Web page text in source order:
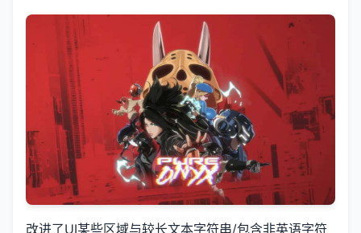
改进了UI某些区域与较长文本字符串/包含非英语字符